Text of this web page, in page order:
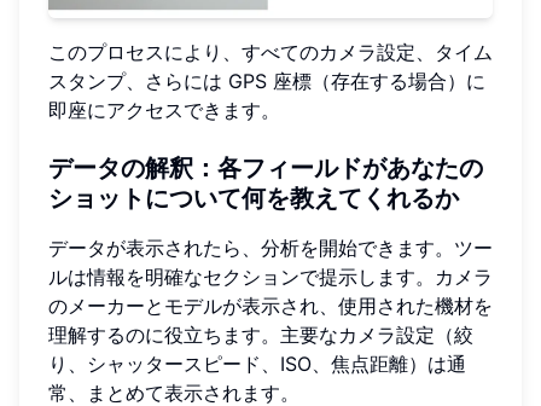
このプロセスにより、すべてのカメラ設定、タイム
スタンプ、さらには GPS 座標（存在する場合）に
即座にアクセスできます。
データの解釈：各フィールドがあなたの
ショットについて何を教えてくれるか
データが表示されたら、分析を開始できます。ツー
ルは情報を明確なセクションで提示します。カメラ
のメーカーとモデルが表示され、使用された機材を
理解するのに役立ちます。主要なカメラ設定（絞
り、シャッタースピード、ISO、焦点距離）は通
常、まとめて表示されます。